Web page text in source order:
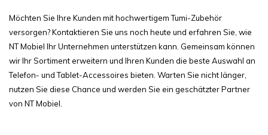
Möchten Sie Ihre Kunden mit hochwertigem Tumi-Zubehör
versorgen? Kontaktieren Sie uns noch heute und erfahren Sie, wie
NT Mobiel Ihr Unternehmen unterstützen kann. Gemeinsam können
wir Ihr Sortiment erweitern und Ihren Kunden die beste Auswahl an
Telefon- und Tablet-Accessoires bieten. Warten Sie nicht länger,
nutzen Sie diese Chance und werden Sie ein geschätzter Partner
von NT Mobiel.